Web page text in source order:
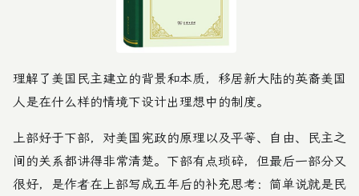
理解了美国民主建立的背景和本质，移居新大陆的英裔美国
人是在什么样的情境下设计出理想中的制度。
上部好于下部，对美国宪政的原理以及平等、自由、民主之
间的关系都讲得非常清楚。下部有点琐碎，但最后一部分又
很好，是作者在上部写成五年后的补充思考：简单说就是民